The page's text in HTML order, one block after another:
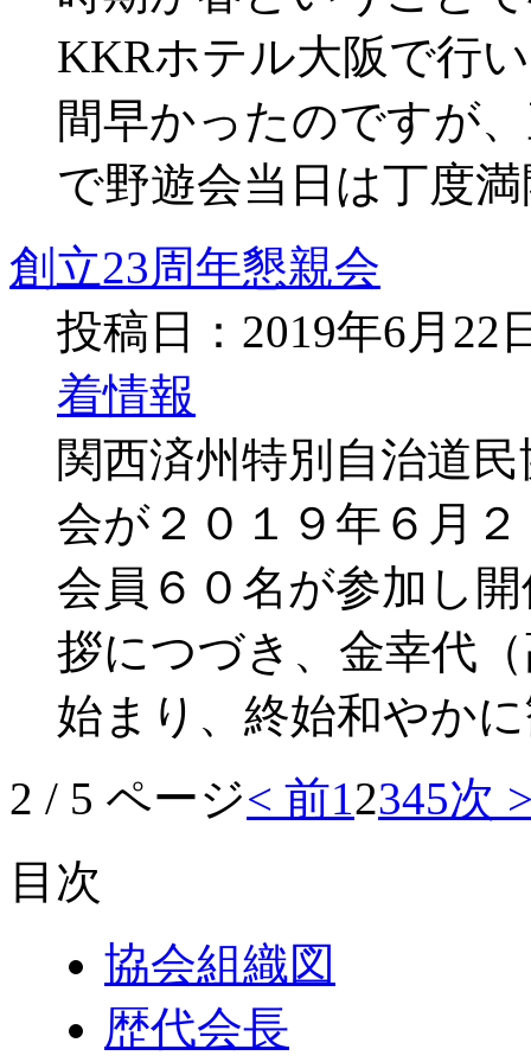
KKRホテル大阪で行
間早かったのですが
で野遊会当日は丁度
創立23周年懇親会
投稿日：2019年6月22
着情報
関西済州特別自治道
会が２０１９年６月
会員６０名が参加し
拶につづき、金幸代
始まり、終始和やか
2 / 5 ページ< 前12345次
目次
協会組織図
歴代会長